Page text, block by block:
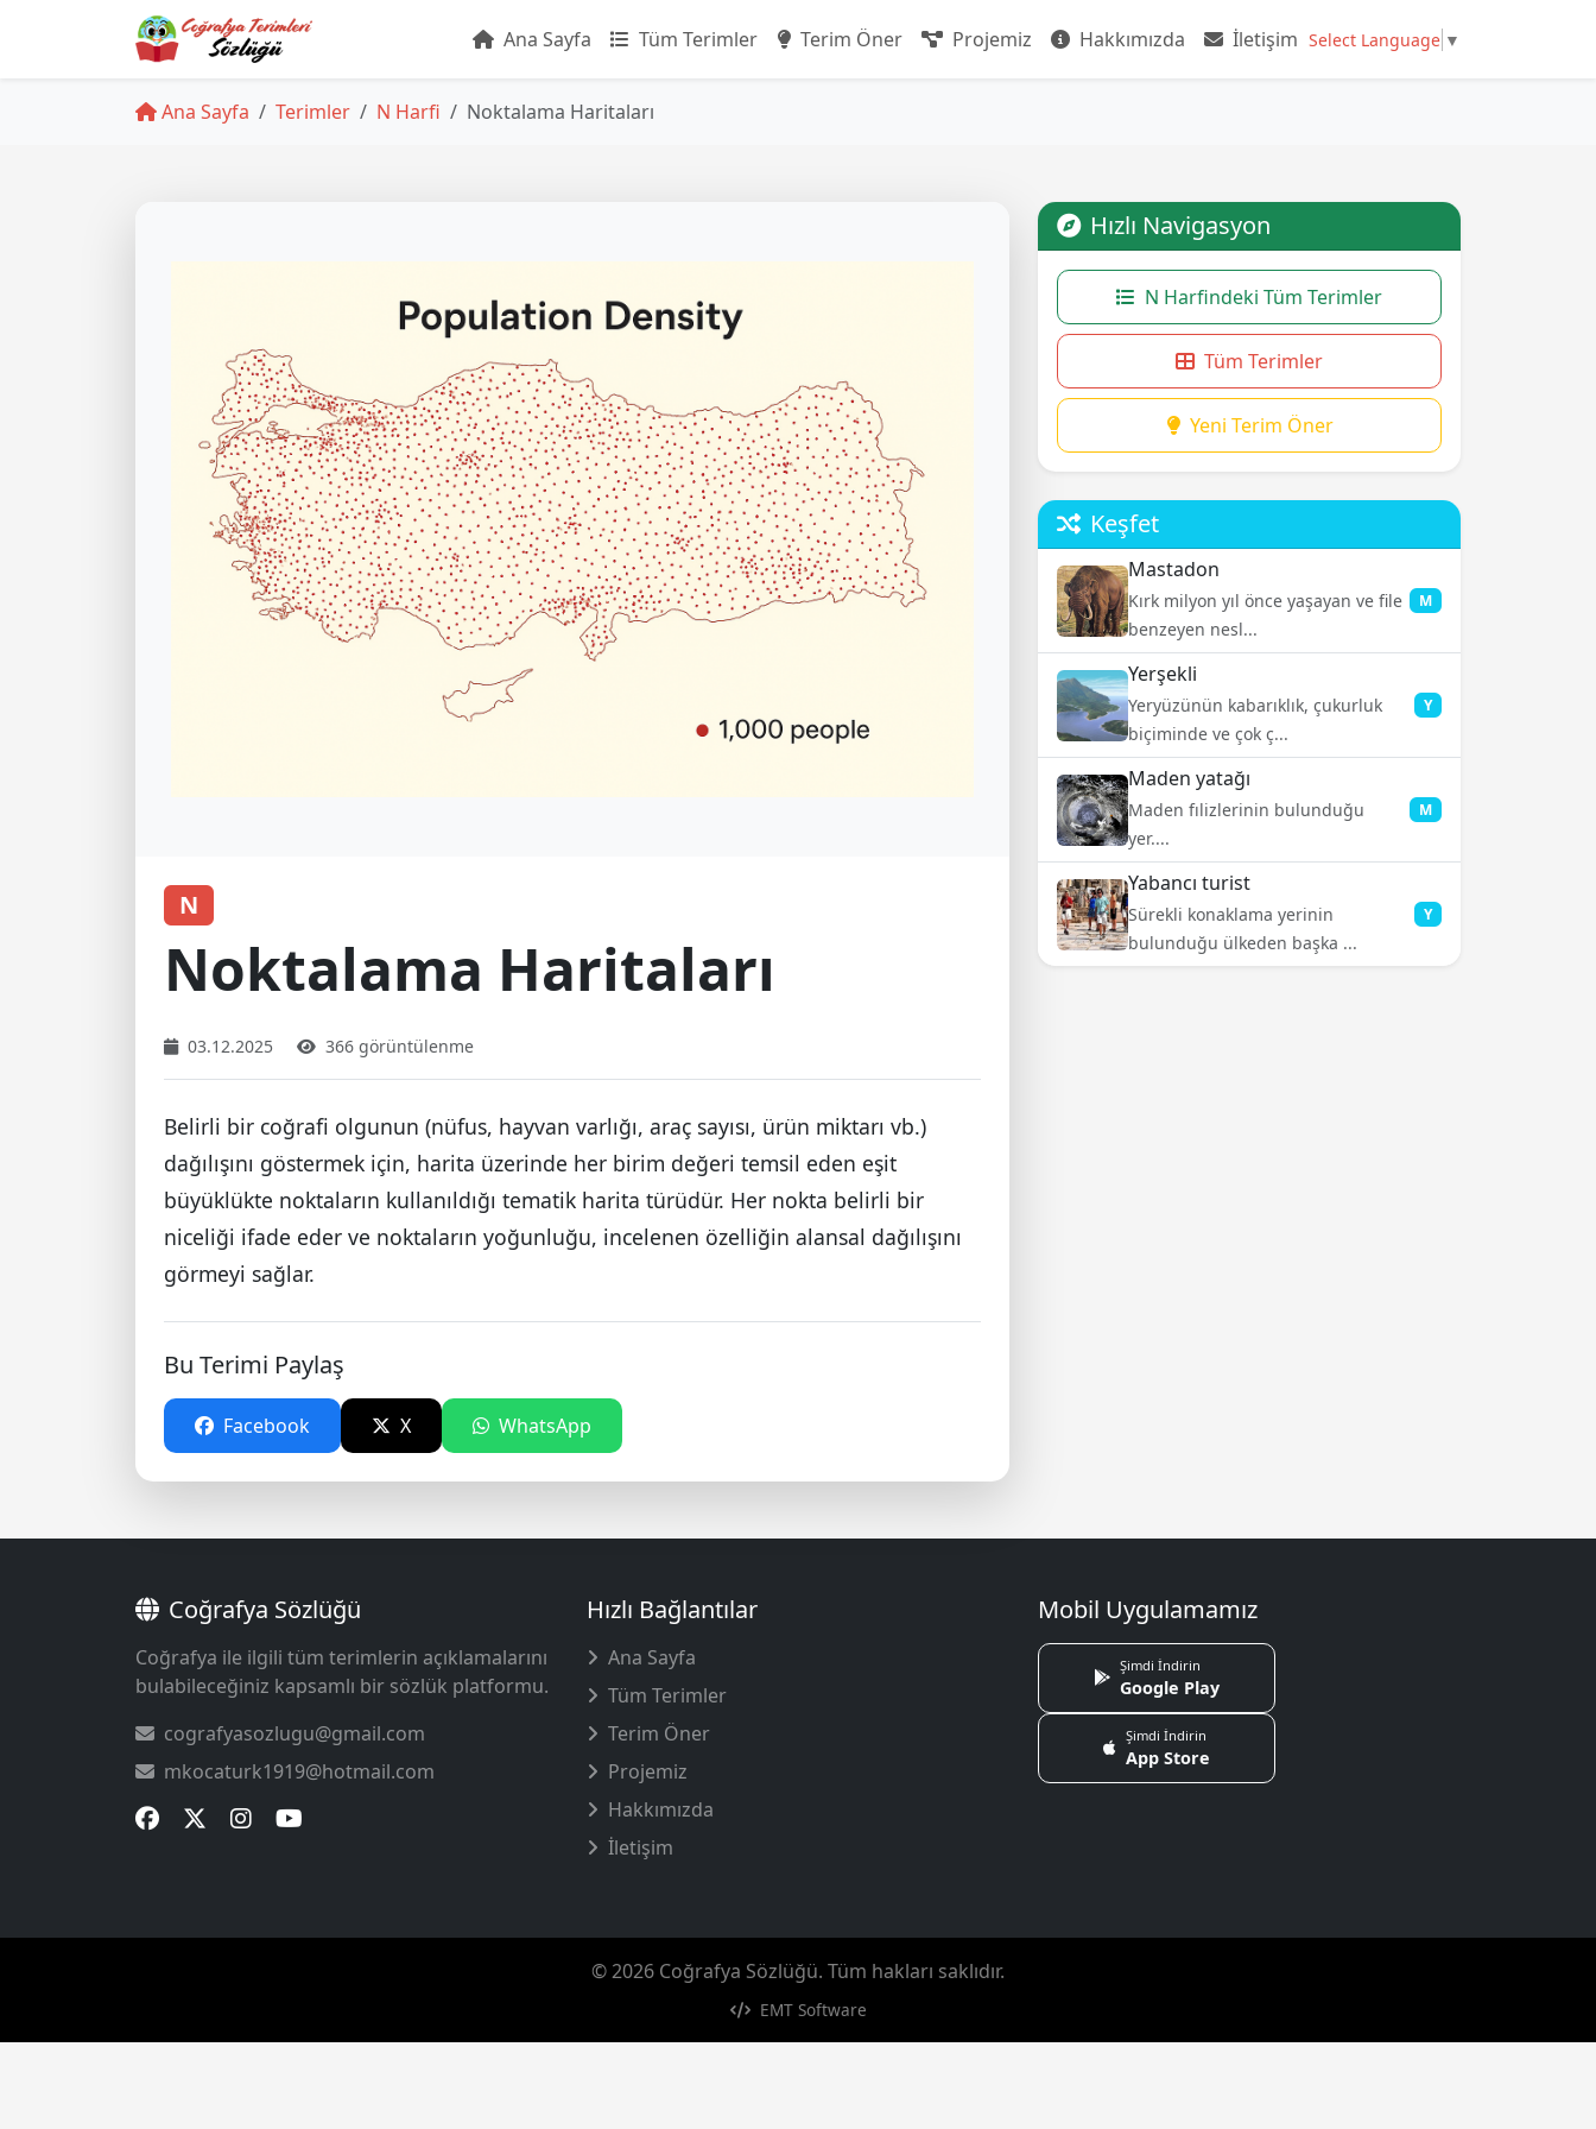
Ana Sayfa Tüm Terimler Terim Öner Projemiz Hakkımızda İletişim Select Language ▼
Ana Sayfa Terimler N Harfi Noktalama Haritaları
N
Noktalama Haritaları
03.12.2025 366 görüntülenme
Belirli bir coğrafi olgunun (nüfus, hayvan varlığı, araç sayısı, ürün miktarı vb.)
dağılışını göstermek için, harita üzerinde her birim değeri temsil eden eşit
büyüklükte noktaların kullanıldığı tematik harita türüdür. Her nokta belirli bir
niceliği ifade eder ve noktaların yoğunluğu, incelenen özelliğin alansal dağılışını
görmeyi sağlar.
Bu Terimi Paylaş
Facebook X WhatsApp
Hızlı Navigasyon
N Harfindeki Tüm Terimler
Tüm Terimler
Yeni Terim Öner
Keşfet
Mastadon
Kırk milyon yıl önce yaşayan ve file
benzeyen nesl...
M
Yerşekli
Yeryüzünün kabarıklık, çukurluk
biçiminde ve çok ç...
Y
Maden yatağı
Maden fılizlerinin bulunduğu
yer....
M
Yabancı turist
Sürekli konaklama yerinin
bulunduğu ülkeden başka ...
Y
Coğrafya Sözlüğü
Coğrafya ile ilgili tüm terimlerin açıklamalarını
bulabileceğiniz kapsamlı bir sözlük platformu.
cografyasozlugu@gmail.com
mkocaturk1919@hotmail.com
Hızlı Bağlantılar
Ana Sayfa
Tüm Terimler
Terim Öner
Projemiz
Hakkımızda
İletişim
Mobil Uygulamamız
Şimdi İndirin
Google Play
Şimdi İndirin
App Store
© 2026 Coğrafya Sözlüğü. Tüm hakları saklıdır.
EMT Software